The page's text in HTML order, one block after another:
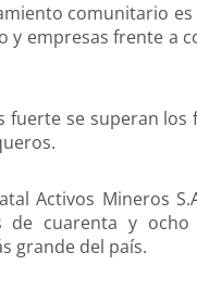
comunitario
empresas frente a
se superan
Activos Mineros
de cuarenta y
grande del país.